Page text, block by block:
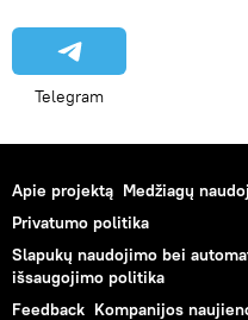
Telegram
Apie projektą Medžiagų
Privatumo politika
Slapukų naudojimo bei
išsaugojimo politika
Feedback Kompanijos